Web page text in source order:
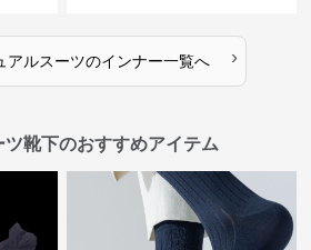
アルスーツのインナー一覧へ ›
靴下のおすすめアイテム